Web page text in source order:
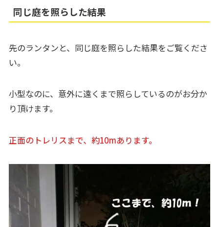
同じ庭を照らした結果
先のランタンと、同じ庭を照らした結果をご覧くださ
い。
小型なのに、意外に遠くまで照らしているのがお分か
り頂けます。
正面のトレリスまで、約10mあります。